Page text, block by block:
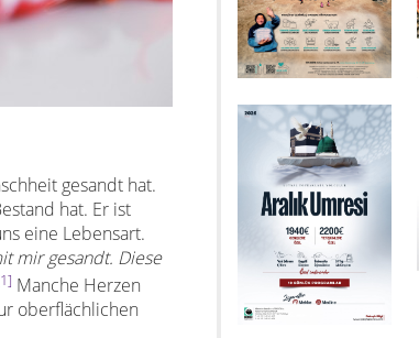
gesandt hat.
hat. Er ist
eine Lebensart.
mir gesandt. Diese
Manche Herzen
oberflächlichen